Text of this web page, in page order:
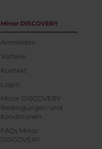
Minor DISCOVERY
Anmelden
Vorteile
Kontakt
Login
Minor DISCOVERY
Bedingungen und
Konditionen
FAQs Minor
DISCOVERY